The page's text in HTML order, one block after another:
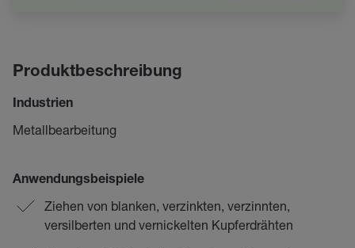
Produktbeschreibung
Industrien
Metallbearbeitung
Anwendungsbeispiele
Ziehen von blanken, verzinkten, verzinnten,
versilberten und vernickelten Kupferdrähten